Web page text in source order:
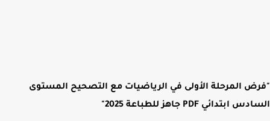
"فرض المرحلة الأولى في الرياضيات مع التصحيح المستوى
السادس ابتدائي PDF جاهز للطباعة 2025"